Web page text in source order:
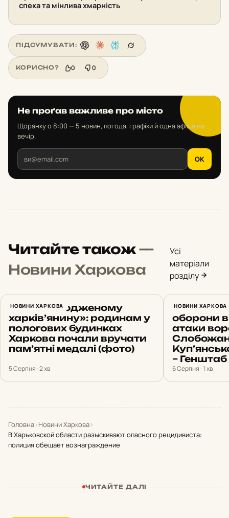
спека та мінлива хмарність
ПІДСУМУВАТИ:
КОРИСНО? 0 0
Не проґав важливе про місто
Щоранку о 8:00 — 5 новин, погода, графіки й одна афіша на
вечір.
OK
Читайте також—
Новини Харкова
Усі
матеріали
розділу
НОВИНИ ХАРКОВА
«Новонародженому
харків’янину»: родинам у
пологових будинках
Харкова почали вручати
пам’ятні медалі (фото)
5 Серпня · 2 хв
НОВИНИ ХАРКОВА
23
оборони
атаки
–
6 Серпня · 1 хв
Головна›Новини Харкова›
В Харьковской области разыскивают опасного рецидивиста:
полиция обещает вознаграждение
ЧИТАЙТЕ ДАЛІ